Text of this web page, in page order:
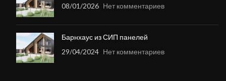
08/01/2026 Нет комментариев
Барнхаус из СИП панелей
29/04/2024 Нет комментариев